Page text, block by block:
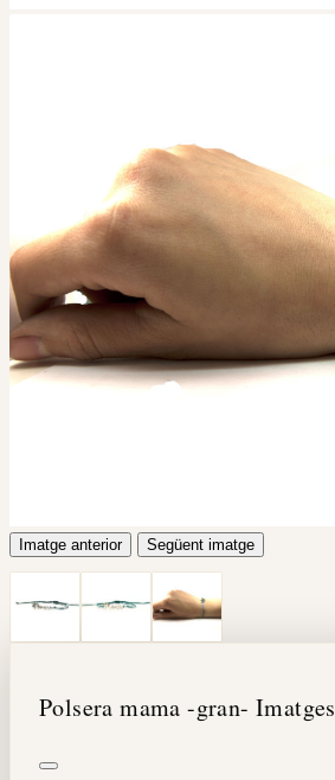
Imatge anterior Següent imatge
Polsera mama -gran- Imatges